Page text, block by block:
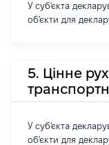
У суб'єкта
об'єкти для
5. Цінне
У суб'єкта
об'єкти для